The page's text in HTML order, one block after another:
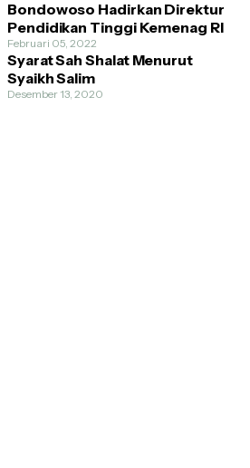
Bondowoso Hadirkan Direktur
Pendidikan Tinggi Kemenag RI
Februari 05, 2022
Syarat Sah Shalat Menurut
Syaikh Salim
Desember 13, 2020